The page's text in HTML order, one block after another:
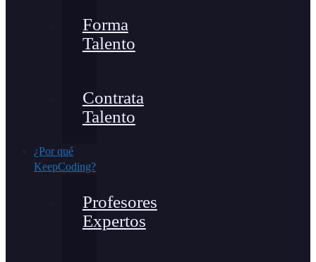
Forma
Talento
Contrata
Talento
¿Por qué
KeepCoding?
Profesores
Expertos